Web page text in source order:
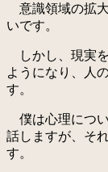
意識領域の拡
いです。
しかし、現実
ようになり、人
す。
僕は心理につ
話しますが、そ
す。